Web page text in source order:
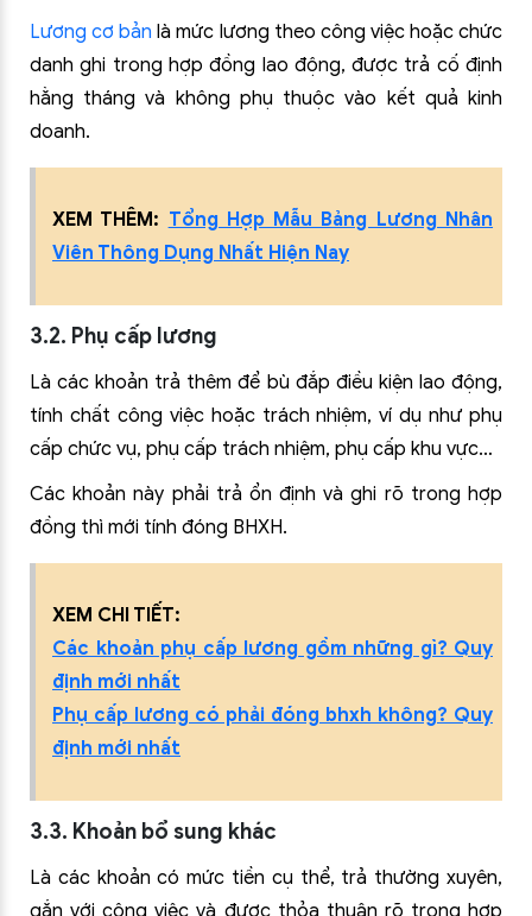
Lương cơ bản là mức lương theo công việc hoặc chức
danh ghi trong hợp đồng lao động, được trả cố định
hằng tháng và không phụ thuộc vào kết quả kinh
doanh.
XEM THÊM: Tổng Hợp Mẫu Bảng Lương Nhân
Viên Thông Dụng Nhất Hiện Nay
3.2. Phụ cấp lương
Là các khoản trả thêm để bù đắp điều kiện lao động,
tính chất công việc hoặc trách nhiệm, ví dụ như phụ
cấp chức vụ, phụ cấp trách nhiệm, phụ cấp khu vực…
Các khoản này phải trả ổn định và ghi rõ trong hợp
đồng thì mới tính đóng BHXH.
XEM CHI TIẾT:
Các khoản phụ cấp lương gồm những gì? Quy
định mới nhất
Phụ cấp lương có phải đóng bhxh không? Quy
định mới nhất
3.3. Khoản bổ sung khác
Là các khoản có mức tiền cụ thể, trả thường xuyên,
gắn với công việc và được thỏa thuận rõ trong hợp